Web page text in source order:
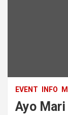
EVENT INFO
Ayo Mari